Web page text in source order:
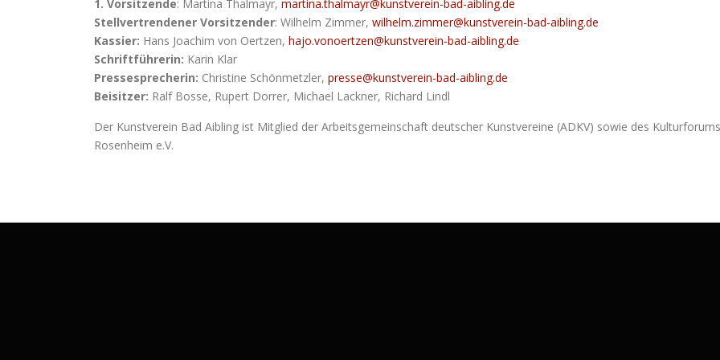
1. Vorsitzende: Martina Thalmayr, martina.thalmayr@kunstverein-bad-aibling.de
Stellvertrendener Vorsitzender: Wilhelm Zimmer, wilhelm.zimmer@kunstverein-bad-aibling.de
Kassier: Hans Joachim von Oertzen, hajo.vonoertzen@kunstverein-bad-aibling.de
Schriftführerin: Karin Klar
Pressesprecherin: Christine Schönmetzler, presse@kunstverein-bad-aibling.de
Beisitzer: Ralf Bosse, Rupert Dorrer, Michael Lackner, Richard Lindl
Der Kunstverein Bad Aibling ist Mitglied der Arbeitsgemeinschaft deutscher Kunstvereine (ADKV) sowie des Kulturforums
Rosenheim e.V.